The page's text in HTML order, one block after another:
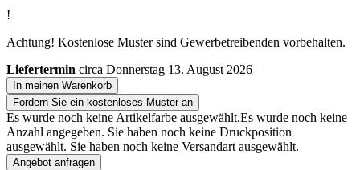
!
Achtung! Kostenlose Muster sind Gewerbetreibenden vorbehalten.
Liefertermin circa Donnerstag 13. August 2026
In meinen Warenkorb
Fordern Sie ein kostenloses Muster an
Es wurde noch keine Artikelfarbe ausgewählt.Es wurde noch keine
Anzahl angegeben. Sie haben noch keine Druckposition
ausgewählt. Sie haben noch keine Versandart ausgewählt.
Angebot anfragen